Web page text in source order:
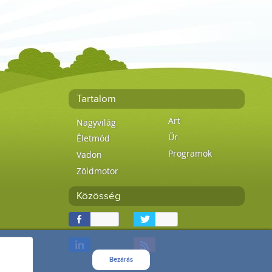
Bezárás
Tartalom
Nagyvilág
Életmód
Vadon
Zöldmotor
Art
Űr
Programok
Közösség